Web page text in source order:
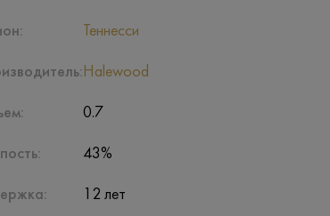
Теннесси
Halewood
0.7
43%
12 лет